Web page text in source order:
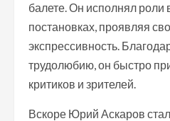
балете. Он исполнял роли
постановках, проявляя
экспрессивность.
трудолюбию, он быстро
критиков и зрителей.
Вскоре Юрий Аскаров